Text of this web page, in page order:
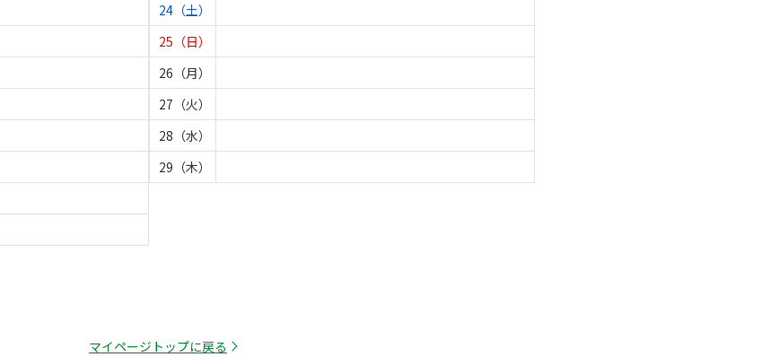
24（土）
25（日）
26（月）
27（火）
28（水）
29（木）
マイページトップに戻る